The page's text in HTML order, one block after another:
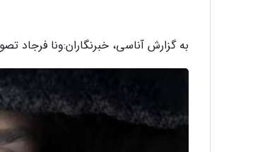
به گزارش آناسی، خبرنگاران:ونا فرجاد